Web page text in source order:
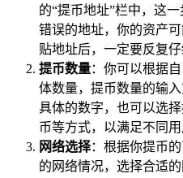
的“提币地址”栏中，这
错误的地址，你的资产
贴地址后，一定要反复
提币数量：你可以根据
体数量，提币数量的输
具体的数字，也可以选
币等方式，以满足不同用
网络选择：根据你提币
的网络情况，选择合适